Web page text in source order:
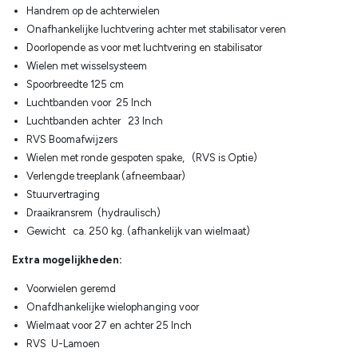
Handrem op de achterwielen
Onafhankelijke luchtvering achter met stabilisator veren
Doorlopende as voor met luchtvering en stabilisator
Wielen met wisselsysteem
Spoorbreedte 125 cm
Luchtbanden voor 25 Inch
Luchtbanden achter 23 Inch
RVS Boomafwijzers
Wielen met ronde gespoten spake, (RVS is Optie)
Verlengde treeplank (afneembaar)
Stuurvertraging
Draaikransrem (hydraulisch)
Gewicht ca. 250 kg. (afhankelijk van wielmaat)
Extra mogelijkheden:
Voorwielen geremd
Onafdhankelijke wielophanging voor
Wielmaat voor 27 en achter 25 Inch
RVS U-Lamoen